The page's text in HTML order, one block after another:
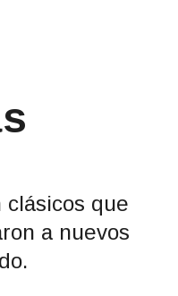
clásicos que
a nuevos